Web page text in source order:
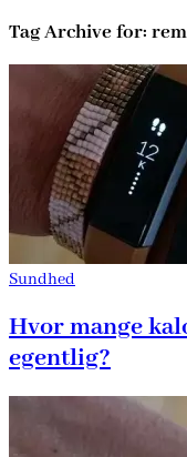
Tag Archive for: rem
Sundhed
Hvor mange
egentlig?